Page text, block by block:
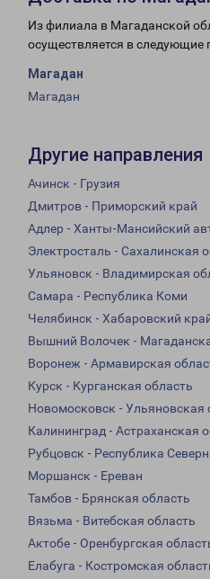
Из филиала в Магаданской
осуществляется в следующие
Магадан
Магадан
Другие направления
Ачинск - Грузия
Дмитров - Приморский край
Адлер - Ханты-Мансийский
Электросталь - Сахалинская
Ульяновск - Владимирская
Самара - Республика Коми
Челябинск - Хабаровский
Вышний Волочек -
Воронеж - Армавирская
Курск - Курганская область
Новомосковск - Ульяновская
Калининград - Астраханская
Рубцовск - Республика
Моршанск - Ереван
Тамбов - Брянская область
Вязьма - Витебская область
Актобе - Оренбургская
Елабуга - Костромская